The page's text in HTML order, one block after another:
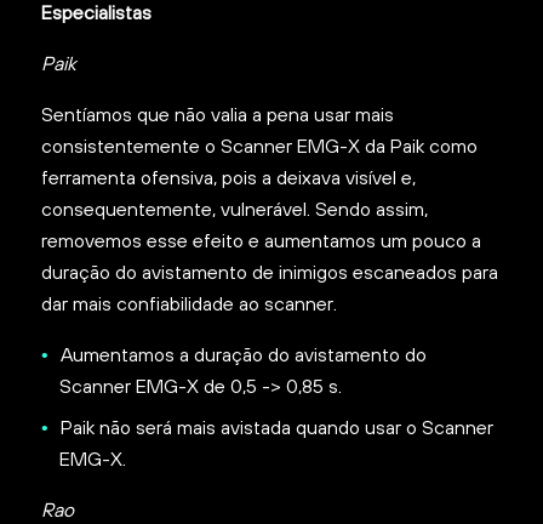
Especialistas
Paik
Sentíamos que não valia a pena usar mais
consistentemente o Scanner EMG-X da Paik como
ferramenta ofensiva, pois a deixava visível e,
consequentemente, vulnerável. Sendo assim,
removemos esse efeito e aumentamos um pouco a
duração do avistamento de inimigos escaneados para
dar mais confiabilidade ao scanner.
Aumentamos a duração do avistamento do
Scanner EMG-X de 0,5 -> 0,85 s.
Paik não será mais avistada quando usar o Scanner
EMG-X.
Rao